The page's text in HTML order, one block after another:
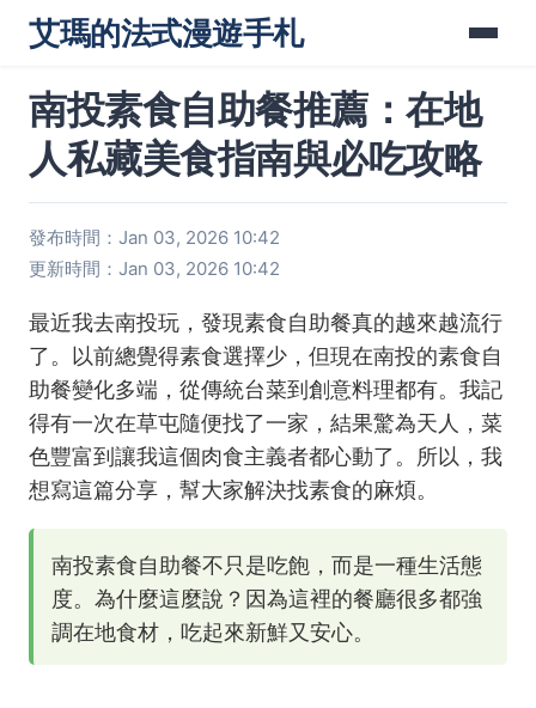
艾瑪的法式漫遊手札
南投素食自助餐推薦：在地
人私藏美食指南與必吃攻略
發布時間：Jan 03, 2026 10:42
更新時間：Jan 03, 2026 10:42
最近我去南投玩，發現素食自助餐真的越來越流行
了。以前總覺得素食選擇少，但現在南投的素食自
助餐變化多端，從傳統台菜到創意料理都有。我記
得有一次在草屯隨便找了一家，結果驚為天人，菜
色豐富到讓我這個肉食主義者都心動了。所以，我
想寫這篇分享，幫大家解決找素食的麻煩。
南投素食自助餐不只是吃飽，而是一種生活態
度。為什麼這麼說？因為這裡的餐廳很多都強
調在地食材，吃起來新鮮又安心。